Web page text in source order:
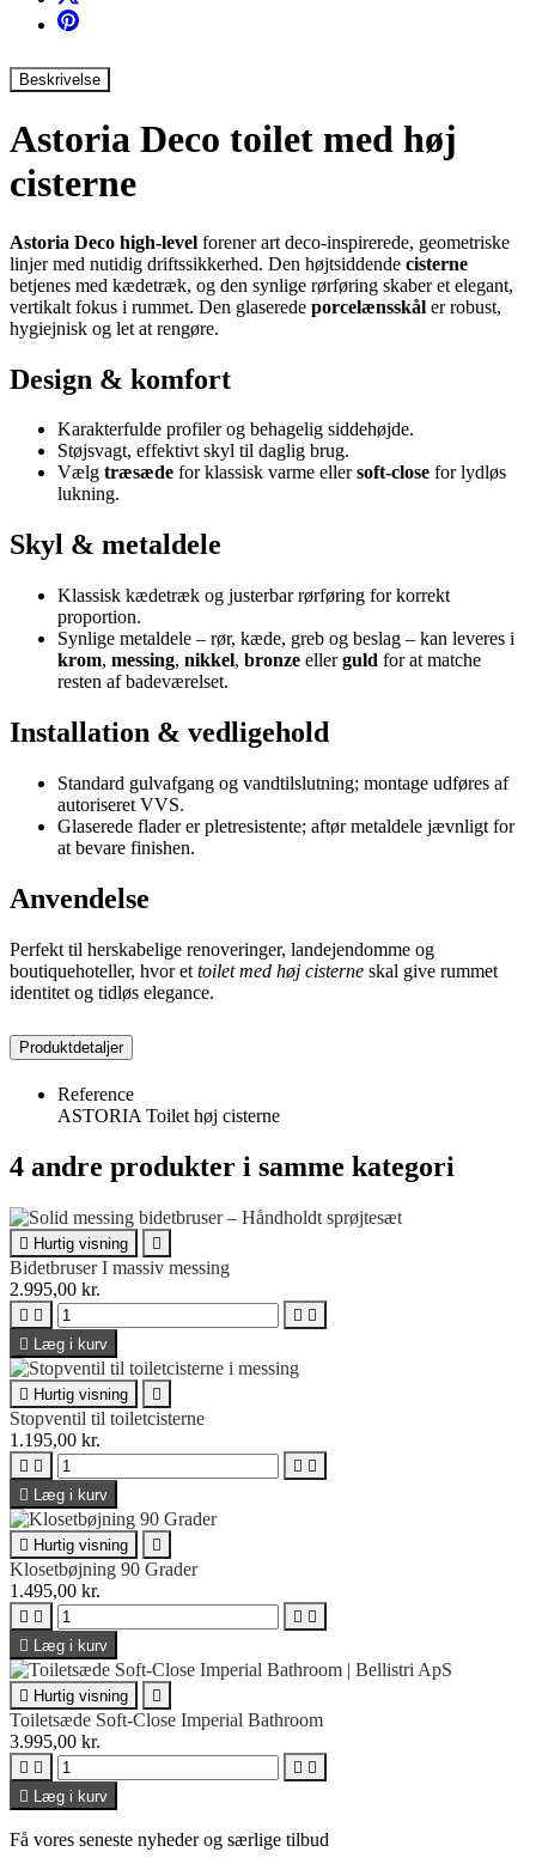
Beskrivelse
Astoria Deco toilet med høj
cisterne
Astoria Deco high-level forener art deco-inspirerede, geometriske
linjer med nutidig driftssikkerhed. Den højtsiddende cisterne
betjenes med kædetræk, og den synlige rørføring skaber et elegant,
vertikalt fokus i rummet. Den glaserede porcelænsskål er robust,
hygiejnisk og let at rengøre.
Design & komfort
Karakterfulde profiler og behagelig siddehøjde.
Støjsvagt, effektivt skyl til daglig brug.
Vælg træsæde for klassisk varme ellersoft-close for lydløs
lukning.
Skyl & metaldele
Klassisk kædetræk og justerbar rørføring for korrekt
proportion.
Synlige metaldele – rør, kæde, greb og beslag – kan leveres i
krom, messing, nikkel, bronze ellerguld for at matche
resten af badeværelset.
Installation & vedligehold
Standard gulvafgang og vandtilslutning; montage udføres af
autoriseret VVS.
Glaserede flader er pletresistente; aftør metaldele jævnligt for
at bevare finishen.
Anvendelse
Perfekt til herskabelige renoveringer, landejendomme og
boutiquehoteller, hvor et toilet med høj cisterne skal give rummet
identitet og tidløs elegance.
Produktdetaljer
Reference
ASTORIA Toilet høj cisterne
4 andre produkter i samme kategori
 Hurtig visning 
Bidetbruser I massiv messing
2.995,00 kr.
   
 Læg i kurv
 Hurtig visning 
Stopventil til toiletcisterne
1.195,00 kr.
   
 Læg i kurv
 Hurtig visning 
Klosetbøjning 90 Grader
1.495,00 kr.
   
 Læg i kurv
 Hurtig visning 
Toiletsæde Soft-Close Imperial Bathroom
3.995,00 kr.
   
 Læg i kurv
Få vores seneste nyheder og særlige tilbud